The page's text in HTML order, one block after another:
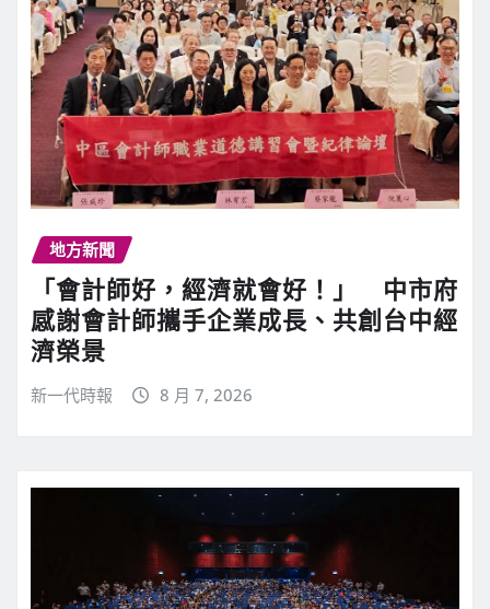
地方新聞
「會計師好，經濟就會好！」 中市府
感謝會計師攜手企業成長、共創台中經
濟榮景
新一代時報 8 月 7, 2026